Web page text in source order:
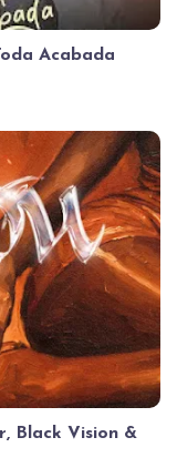
Acabada
Black Vision &